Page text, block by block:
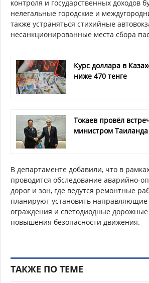
контроля и государственных доходов
нелегальные городские и
также устраняться стихийные
несанкционированные места сбора
Курс доллара в
ниже 470 тенге
Токаев провёл
министром Таиланда
В департаменте добавили, что в
проводится обследование аварийно-
дорог и зон, где ведутся ремонтные
планируют установить направляющие
ограждения и светодиодные дорожные
повышения безопасности движения.
ТАКЖЕ ПО ТЕМЕ